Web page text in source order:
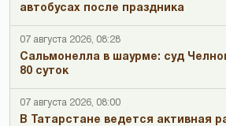
автобусах после праздника
07 августа 2026, 08:28
Сальмонелла в шаурме: суд
80 суток
07 августа 2026, 08:00
В Татарстане ведется активная